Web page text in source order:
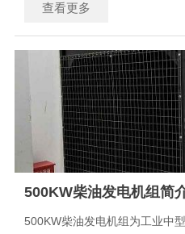
力为客户提供高品质电力解决方
电机组功率覆盖20kW-3000kW
型、自动化、ATS自
查看更多
500KW柴油发电机组简
500KW柴油发电机组为工业中